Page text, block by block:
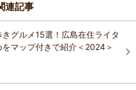
連記事
グルメ15選！広島在住ライタ
をマップ付きで紹介＜2024＞